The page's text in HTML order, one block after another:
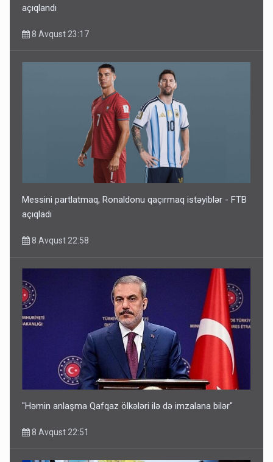
açıqlandı
8 Avqust 23:17
Messini partlatmaq, Ronaldonu qaçırmaq istəyiblər - FTB
açıqladı
8 Avqust 22:58
"Həmin anlaşma Qafqaz ölkələri ilə də imzalana bilər"
8 Avqust 22:51